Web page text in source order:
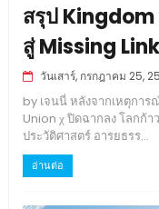
สรุป Kingdom
สู่ Missing Link
วันเสาร์, กรกฎาคม 25,
by เจนนี่ หลังจากเหตุกา
Union χ ปิดฉากลง โลกก้
ประวัติศาสตร์ อารยธรร...
อ่านต่อ